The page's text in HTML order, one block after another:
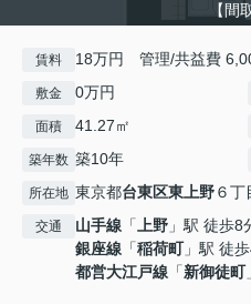
【間
賃料 18万円 管理/共益費
敷金 0万円
面積 41.27㎡
築年数 築10年
所在地 東京都台東区東上野６丁
交通 山手線 「上野 」駅 徒歩8
銀座線 「稲荷町」駅 徒
都営大江戸線 「新御徒町